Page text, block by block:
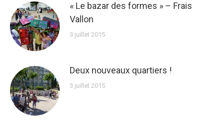
« Le bazar des formes » – Frais
Vallon
3 juillet 2015
Deux nouveaux quartiers !
3 juillet 2015